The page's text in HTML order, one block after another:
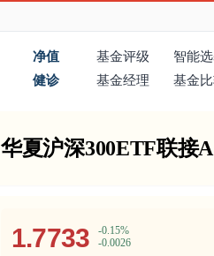
净值 基金评级
智能
健诊
基金经理 基金
华夏沪深300ETF联接A
1.7733
-0.15%
-0.0026